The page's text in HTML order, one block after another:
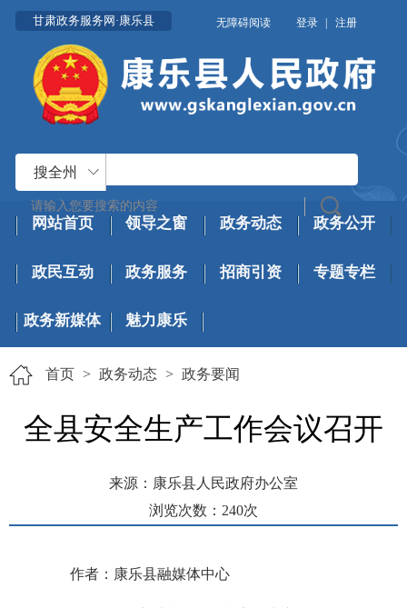
甘肃政务服务网·康乐县 无障碍阅读 登录 | 注册
搜全州
网站首页 领导之窗 政务动态 政务公开
政民互动 政务服务 招商引资 专题专栏
政务新媒体 魅力康乐
首页 > 政务动态 > 政务要闻
全县安全生产工作会议召开
来源：康乐县人民政府办公室
浏览次数： 240次
作者：康乐县融媒体中心